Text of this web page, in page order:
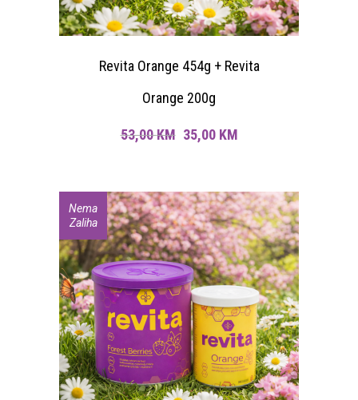
Revita Orange 454g + Revita
Orange 200g
53,00KM Original
was:
53,00 KM.
35,00 KMCurrent
is:
35,00 KM.
Sniženje
Nema
Zaliha